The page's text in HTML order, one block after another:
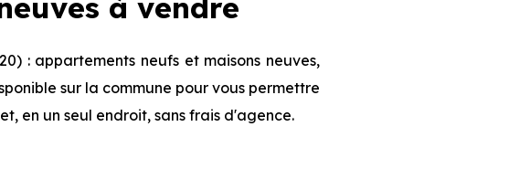
à vendre
: appartements neufs et maisons neuves,
sur la commune pour vous permettre
en un seul endroit, sans frais d'agence.